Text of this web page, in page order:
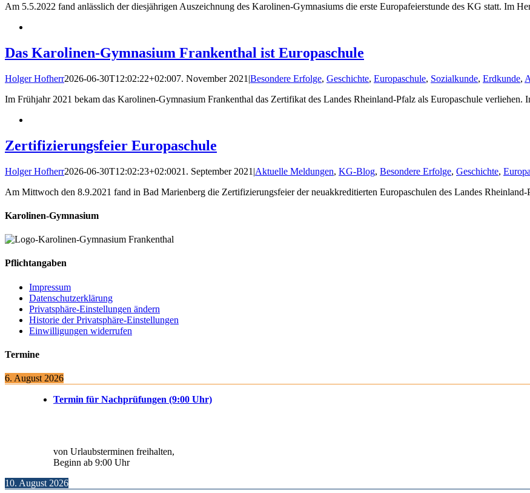
Am 5.5.2022 fand anlässlich der diesjährigen Auszeichnung des Karolinen-Gymnasiums die erste Europafeierstunde des KG statt. Im
Das Karolinen-Gymnasium Frankenthal ist Europaschule
Holger Hofherr2026-06-30T12:02:22+02:007. November 2021 |Besondere Erfolge, Geschichte, Europaschule, Sozialkunde, Erdkunde,
Im Frühjahr 2021 bekam das Karolinen-Gymnasium Frankenthal das Zertifikat des Landes Rheinland-Pfalz als Europaschule verliehen.
Zertifizierungsfeier Europaschule
Holger Hofherr2026-06-30T12:02:23+02:0021. September 2021 |Aktuelle Meldungen, KG-Blog, Besondere Erfolge, Geschichte,
Am Mittwoch den 8.9.2021 fand in Bad Marienberg die Zertifizierungsfeier der neuakkreditierten Europaschulen des Landes Rheinland-
Karolinen-Gymnasium
Pflichtangaben
Impressum
Datenschutzerklärung
Privatsphäre-Einstellungen ändern
Historie der Privatsphäre-Einstellungen
Einwilligungen widerrufen
Termine
6. August 2026
Termin für Nachprüfungen (9:00 Uhr)
von Urlaubsterminen freihalten,
Beginn ab 9:00 Uhr
10. August 2026